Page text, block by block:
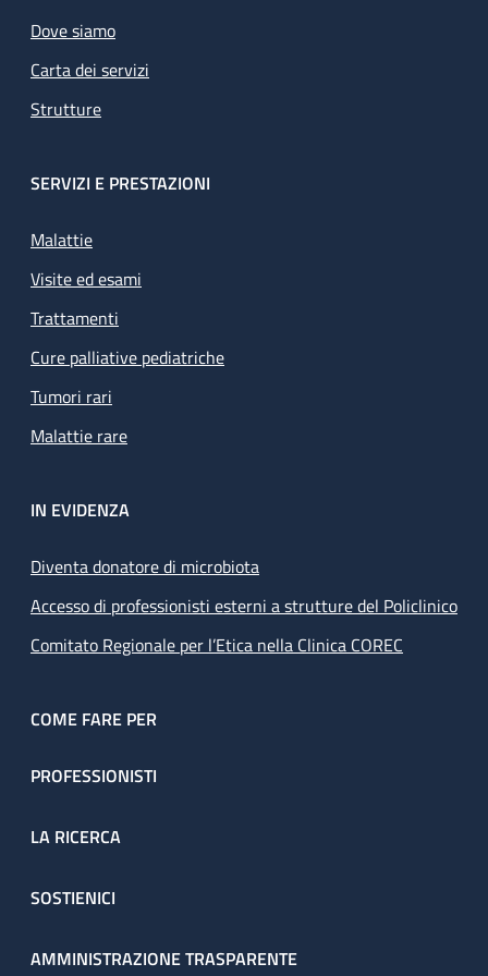
Dove siamo
Carta dei servizi
Strutture
SERVIZI E PRESTAZIONI
Malattie
Visite ed esami
Trattamenti
Cure palliative pediatriche
Tumori rari
Malattie rare
IN EVIDENZA
Diventa donatore di microbiota
Accesso di professionisti esterni a strutture del Policlinico
Comitato Regionale per l’Etica nella Clinica COREC
COME FARE PER
PROFESSIONISTI
LA RICERCA
SOSTIENICI
AMMINISTRAZIONE TRASPARENTE